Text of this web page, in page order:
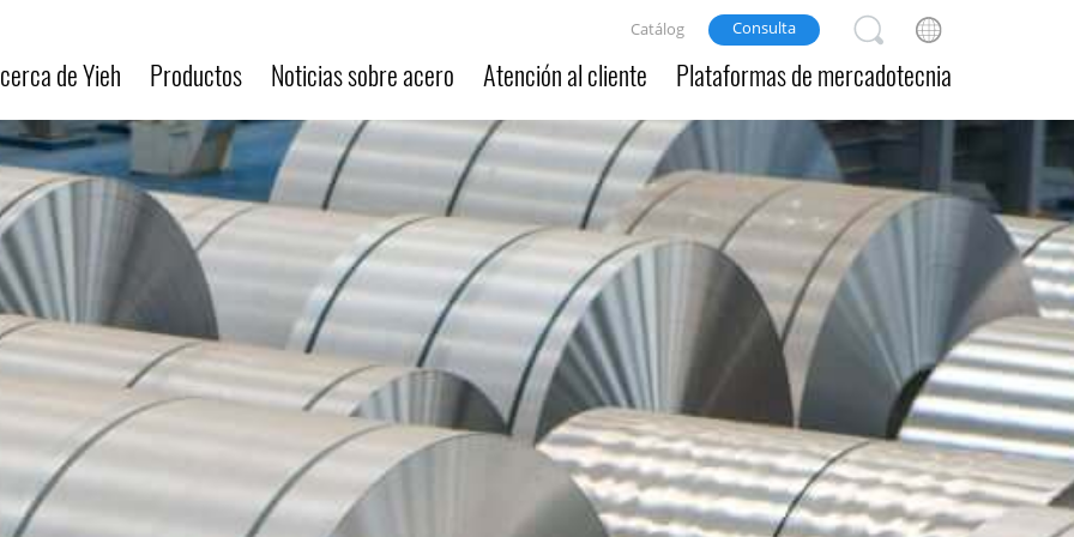
de Yieh Productos Noticias sobre acero Atención al cliente Plataformas de mercadotecnia
Catálog Consulta